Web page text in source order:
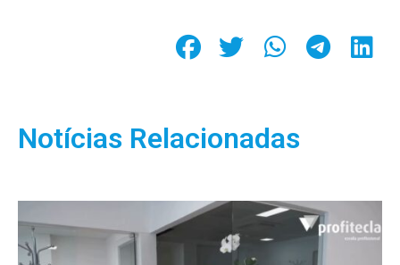
Notícias Relacionadas